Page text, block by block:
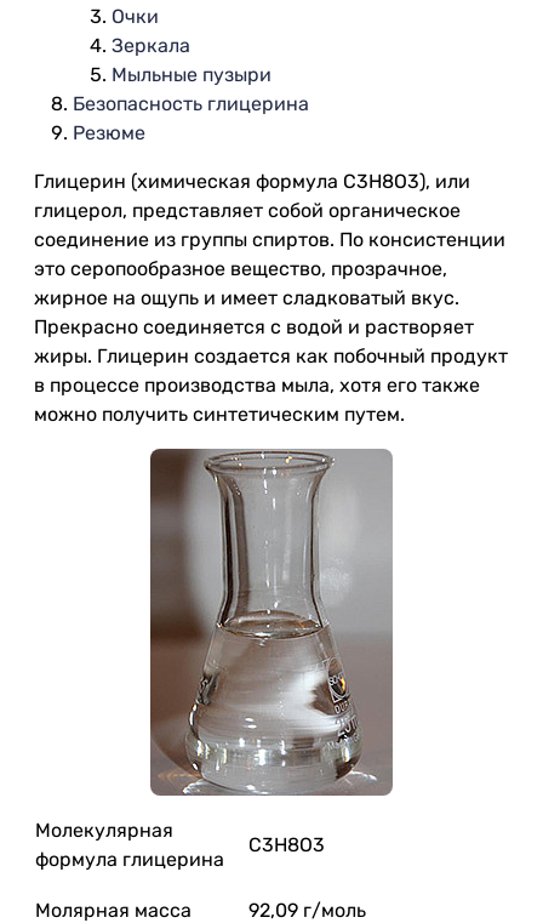
Очки
Зеркала
Мыльные пузыри
Безопасность глицерина
Резюме
Глицерин (химическая формула C3H8O3), или
глицерол, представляет собой органическое
соединение из группы спиртов. По консистенции
это серопообразное вещество, прозрачное,
жирное на ощупь и имеет сладковатый вкус.
Прекрасно соединяется с водой и растворяет
жиры. Глицерин создается как побочный продукт
в процессе производства мыла, хотя его также
можно получить синтетическим путем.
Молекулярная
формула глицерина
C3H8O3
Молярная масса 92,09 г/моль